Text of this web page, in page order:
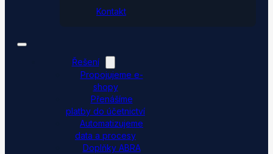
Kontakt
Řešení
Propojujeme e-
shopy
Přenášíme
platby do účetnictví
Automatizujeme
data a procesy
Doplňky ABRA